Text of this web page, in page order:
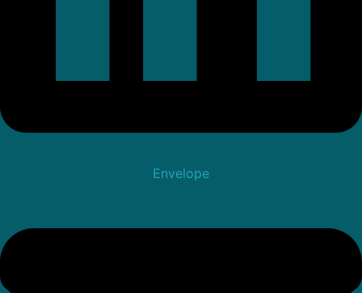
Envelope